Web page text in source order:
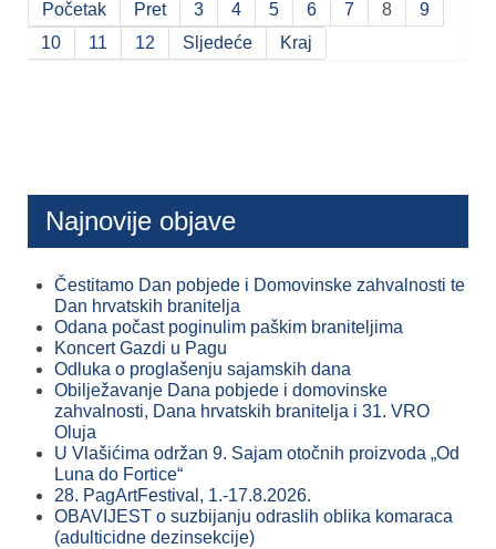
Početak Pret 3 4 5 6 7 8
9
10
11 12 Sljedeće Kraj
Najnovije objave
Čestitamo Dan pobjede i Domovinske zahvalnosti te
Dan hrvatskih branitelja
Odana počast poginulim paškim braniteljima
Koncert Gazdi u Pagu
Odluka o proglašenju sajamskih dana
Obilježavanje Dana pobjede i domovinske
zahvalnosti, Dana hrvatskih branitelja i 31. VRO
Oluja
U Vlašićima održan 9. Sajam otočnih proizvoda „Od
Luna do Fortice“
28. PagArtFestival, 1.-17.8.2026.
OBAVIJEST o suzbijanju odraslih oblika komaraca
(adulticidne dezinsekcije)